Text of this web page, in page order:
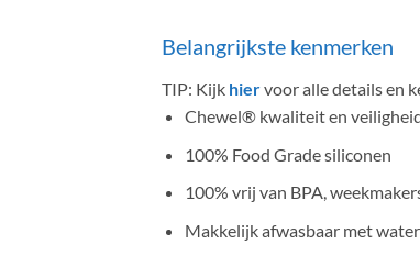
Belangrijkste kenmerken
TIP: Kijk hiervoor alle details en
Chewel® kwaliteit en
100% Food Grade siliconen
100% vrij van BPA,
Makkelijk afwasbaar met